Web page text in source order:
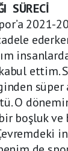
SÜRECİ
2021-
ettim.
O
boşluk